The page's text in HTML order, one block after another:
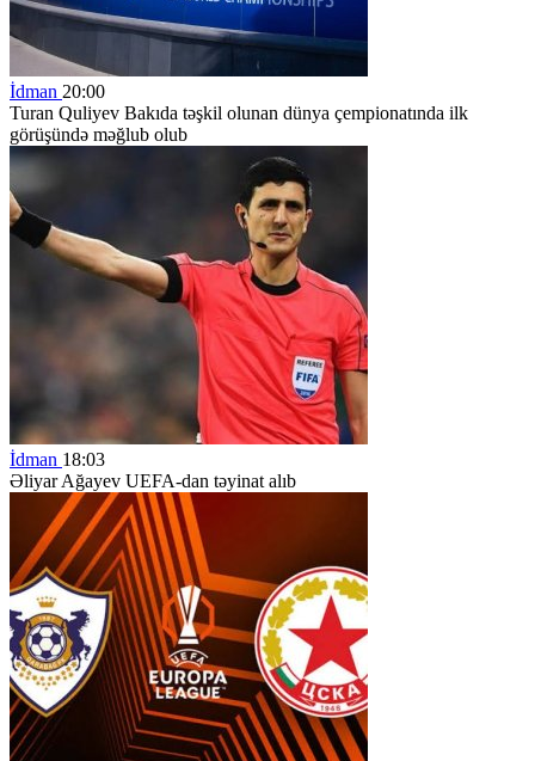
İdman 20:00
Turan Quliyev Bakıda təşkil olunan dünya çempionatında ilk
görüşündə məğlub olub
İdman 18:03
Əliyar Ağayev UEFA-dan təyinat alıb